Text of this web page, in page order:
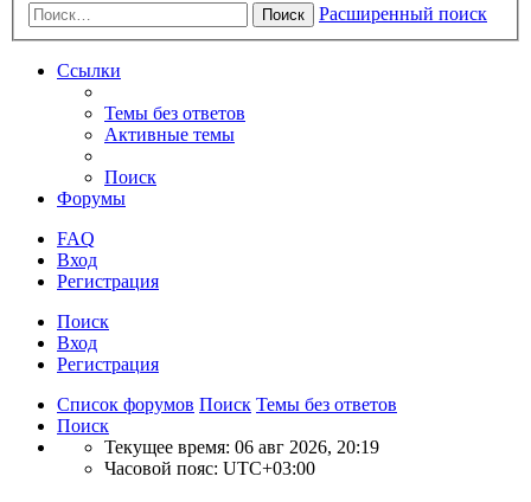
Поиск Расширенный поиск
Ссылки
Темы без ответов
Активные темы
Поиск
Форумы
FAQ
Вход
Регистрация
Поиск
Вход
Регистрация
Список форумов Поиск Темы без ответов
Поиск
Текущее время: 06 авг 2026, 20:19
Часовой пояс: UTC+03:00